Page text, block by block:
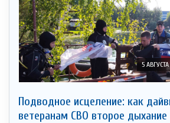
5 АВГУСТА
Подводное исцеление: как
ветеранам СВО второе дыхание